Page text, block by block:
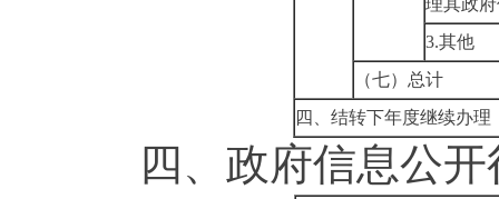
理其政
3.其他
（七）总计
四、结转下年度继续办理
四、政府信息公开